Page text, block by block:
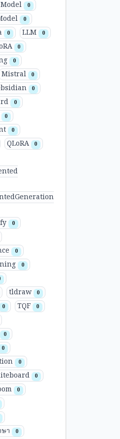
0
0
0 LLM 0
0
0
Mistral 0
0
0
0
0
QLoRA 0
0
0
0
tldraw 0
0 TQF 0
0
0
0
0
0
า 0